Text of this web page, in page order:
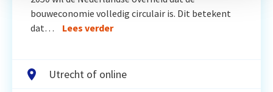
bouweconomie volledig circulair is. Dit betekent
dat…
Lees verder
Utrecht of online